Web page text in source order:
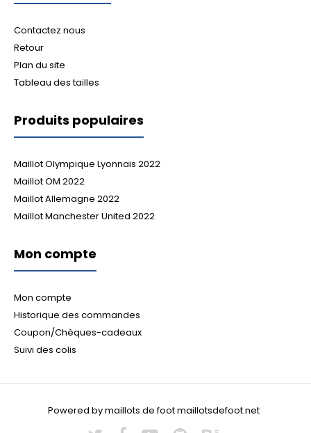
Contactez nous
Retour
Plan du site
Tableau des tailles
Produits populaires
Maillot Olympique Lyonnais 2022
Maillot OM 2022
Maillot Allemagne 2022
Maillot Manchester United 2022
Mon compte
Mon compte
Historique des commandes
Coupon/Chèques-cadeaux
Suivi des colis
Powered by maillots de foot maillotsdefoot.net